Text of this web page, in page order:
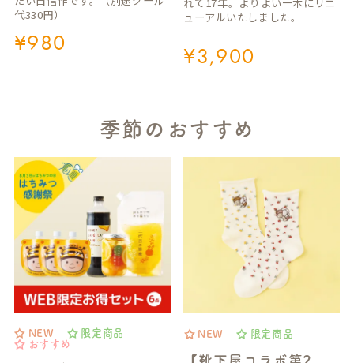
代330円）
¥980
ューアルいたしました。
¥3,900
季節のおすすめ
NEW
限定商品
おすすめ
NEW 限定商品